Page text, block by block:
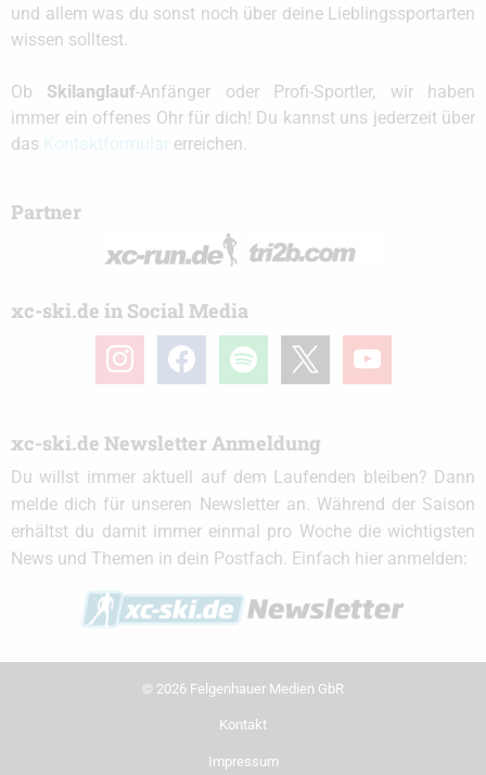
und allem was du sonst noch über deine Lieblingssportarten
wissen solltest.
Ob Skilanglauf-Anfänger oder Profi-Sportler, wir haben
immer ein offenes Ohr für dich! Du kannst uns jederzeit über
das
erreichen.
Partner
xc-ski.de in Social Media
instagramfacebook spotify youtube
xc-ski.de Newsletter Anmeldung
Du willst immer aktuell auf dem Laufenden bleiben? Dann
melde dich für unseren Newsletter an. Während der Saison
erhältst du damit immer einmal pro Woche die wichtigsten
News und Themen in dein Postfach. Einfach hier anmelden:
© 2026 Felgenhauer Medien GbR
Kontakt
Impressum